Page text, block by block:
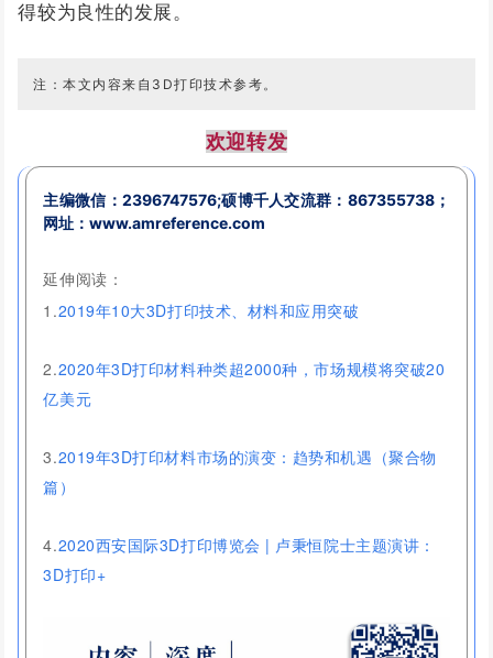
得较为良性的发展。
注：本文内容来自3D打印技术参考。
欢迎转发
主编微信： 2396747576;硕博千人交流群： 867355738；
网址：www.amreference.com
延伸阅读：
1.2019年10大3D打印技术、材料和应用突破
2.2020年3D打印材料种类超2000种，市场规模将突破20
亿美元
3.2019年3D打印材料市场的演变：趋势和机遇（聚合物
篇）
4.2020西安国际3D打印博览会 | 卢秉恒院士主题演讲：
3D打印+